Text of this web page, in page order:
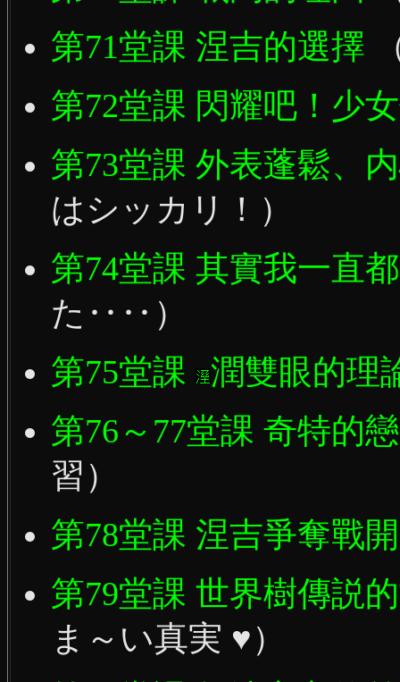
第71堂課 涅吉的選擇
第72堂課 閃耀吧！少
第73堂課 外表蓬鬆、
はシッカリ！）
第74堂課 其實我一直
た‥‥）
第75堂課
潤雙眼的理
第76～77堂課 奇特的
習）
第78堂課 涅吉爭奪戰
第79堂課 世界樹傳説
ま～い真実 ♥）